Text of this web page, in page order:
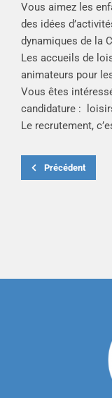
Vous aimez les
des idées
dynamiques de la
Les accueils de
animateurs pour
Vous êtes
candidature :
Le recrutement,
Précédent